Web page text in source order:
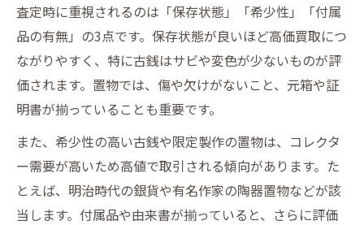
査定時に重視されるのは「保存状態」「希少性」「付属
品の有無」の3点です。保存状態が良いほど高価買取につ
ながりやすく、特に古銭はサビや変色が少ないものが評
価されます。置物では、傷や欠けがないこと、元箱や証
明書が揃っていることも重要です。
また、希少性の高い古銭や限定製作の置物は、コレクタ
ー需要が高いため高値で取引される傾向があります。た
とえば、明治時代の銀貨や有名作家の陶器置物などが該
当します。付属品や由来書が揃っていると、さらに評価